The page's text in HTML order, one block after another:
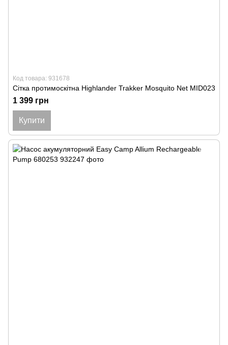
Код товара: 931678
Сітка протимоскітна Highlander Trakker Mosquito Net MID023
1 399 грн
Купити